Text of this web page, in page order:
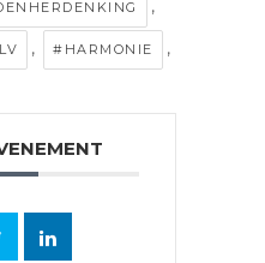
,
, #HARMONIE ,